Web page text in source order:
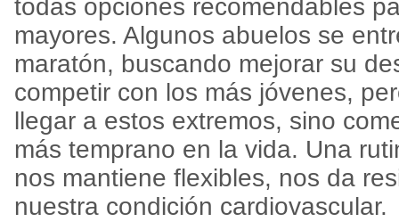
todas opciones recomendables
mayores. Algunos abuelos se
maratón, buscando mejorar su
competir con los más jóvenes,
llegar a estos extremos, sino
más temprano en la vida. Una
nos mantiene flexibles, nos da
nuestra condición cardiovascular.